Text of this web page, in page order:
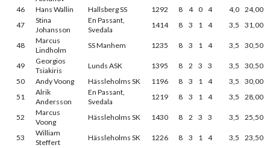
46 Hans Wallin Hallsberg SS 1292 8 4 0 4 4,0 24,00
47
Stina
Johansson
En Passant,
Svedala
1414 8 3 1 4 3,5 31,00
48
Marcus
Lindholm
SS Manhem 1235 8 3 1 4 3,5 30,50
49
Georgios
Tsiakiris
Lunds ASK 1395 8 2 3 3 3,5
30,50
50
Andy Voong Hässleholms SK 1196 8 3 1 4 3,5
30,00
51
Alrik
Andersson
En Passant,
Svedala
1219 8 3 1 4 3,5 28,00
52
Marcus
Voong
Hässleholms SK 1430 8 2 3 3 3,5 25,50
53
William
Steffert
Hässleholms SK 1226 8 3 1 4 3,5 23,50